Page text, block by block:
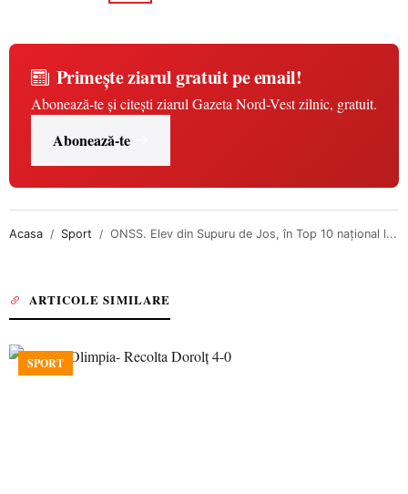
Primește ziarul gratuit pe email!
Abonează-te și citești ziarul Gazeta Nord-Vest zilnic, gratuit.
Abonează-te
Acasa Sport ONSS. Elev din Supuru de Jos, în Top 10 național l...
ARTICOLE SIMILARE
SPORT